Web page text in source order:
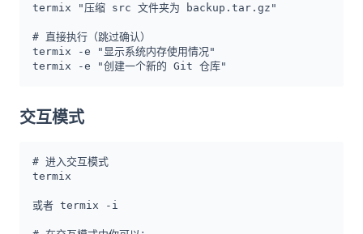
termix "压缩 src 文件夹为 backup.tar.gz"
# 直接执行（跳过确认）
termix -e "显示系统内存使用情况"
termix -e "创建一个新的 Git 仓库"
交互模式
# 进入交互模式
termix
或者 termix -i